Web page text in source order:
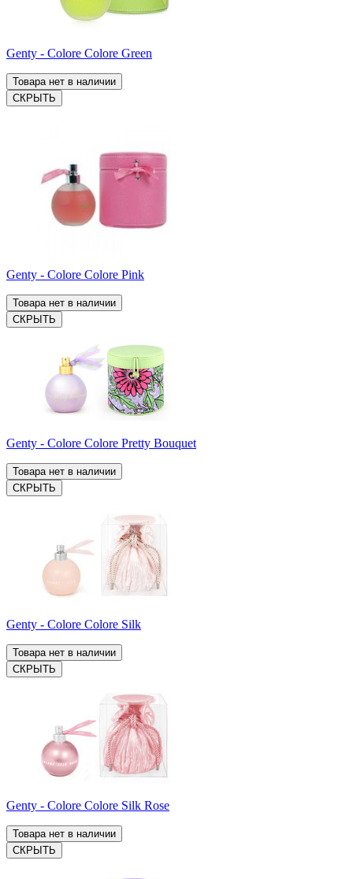
Genty - Colore Colore Green
Товара нет в наличии
СКРЫТЬ
Genty - Colore Colore Pink
Товара нет в наличии
СКРЫТЬ
Genty - Colore Colore Pretty Bouquet
Товара нет в наличии
СКРЫТЬ
Genty - Colore Colore Silk
Товара нет в наличии
СКРЫТЬ
Genty - Colore Colore Silk Rose
Товара нет в наличии
СКРЫТЬ